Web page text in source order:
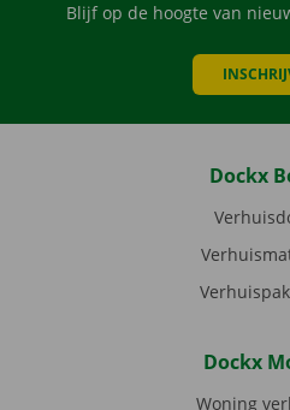
Blijf op de hoogte van
Dockx
Dockx
Woning